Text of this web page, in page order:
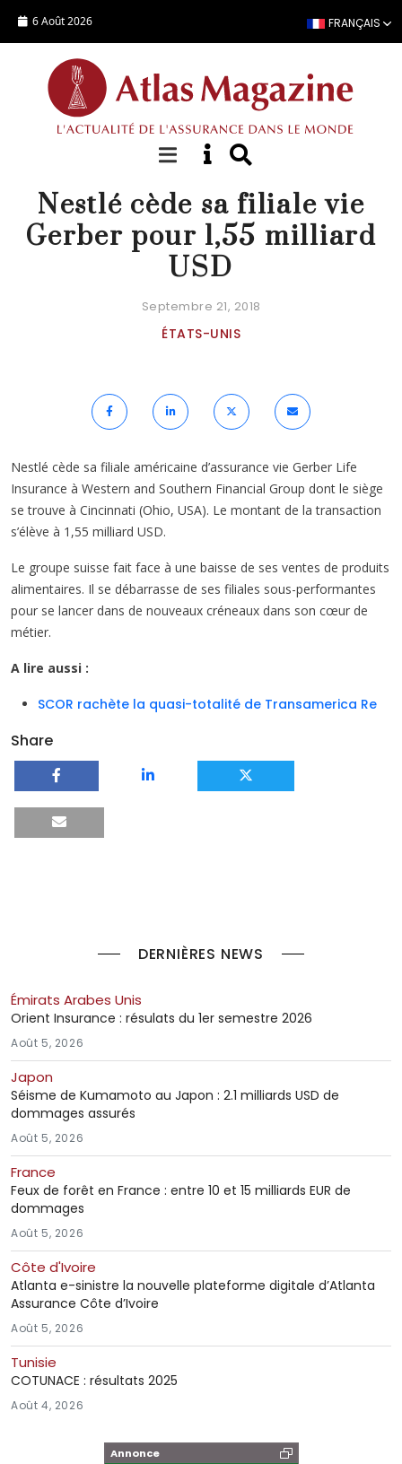
6 Août 2026 FRANÇAIS
ACTUALITÉ
Nestlé cède sa filiale vie
Gerber pour 1,55 milliard
USD
Septembre 21, 2018
ÉTATS-UNIS
Nestlé cède sa filiale américaine d’assurance vie Gerber Life
Insurance à Western and Southern Financial Group dont le siège
se trouve à Cincinnati (Ohio, USA). Le montant de la transaction
s’élève à 1,55 milliard USD.
Le groupe suisse fait face à une baisse de ses ventes de produits
alimentaires. Il se débarrasse de ses filiales sous-performantes
pour se lancer dans de nouveaux créneaux dans son cœur de
métier.
A lire aussi :
SCOR rachète la quasi-totalité de Transamerica Re
Share
DERNIÈRES NEWS
Émirats Arabes Unis
Orient Insurance : résulats du 1er semestre 2026
Août 5, 2026
Japon
Séisme de Kumamoto au Japon : 2.1 milliards USD de
dommages assurés
Août 5, 2026
France
Feux de forêt en France : entre 10 et 15 milliards EUR de
dommages
Août 5, 2026
Côte d'Ivoire
Atlanta e-sinistre la nouvelle plateforme digitale d’Atlanta
Assurance Côte d’Ivoire
Août 5, 2026
Tunisie
COTUNACE : résultats 2025
Août 4, 2026
Annonce